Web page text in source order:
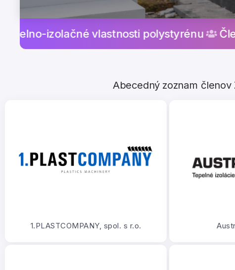
vlastnosti polystyrénu Člen
Abecedný zoznam členov
1.PLASTCOMPANY, spol. s r.o.